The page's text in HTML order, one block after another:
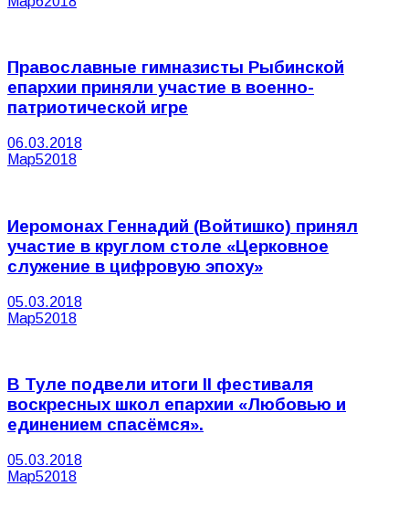
Православные гимназисты Рыбинской
епархии приняли участие в военно-
патриотической игре
06.03.2018
Мар52018
Иеромонах Геннадий (Войтишко) принял
участие в круглом столе «Церковное
служение в цифровую эпоху»
05.03.2018
Мар52018
В Туле подвели итоги II фестиваля
воскресных школ епархии «Любовью и
единением спасёмся».
05.03.2018
Мар52018